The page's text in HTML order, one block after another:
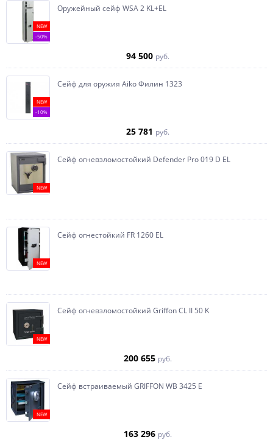
NEW
-50%
Оружейный сейф WSA 2 KL+EL
94 500 руб.
NEW
-10%
Сейф для оружия Aiko Филин 1323
25 781 руб.
NEW
Сейф огневзломостойкий Defender Pro 019 D EL
NEW
Сейф огнестойкий FR 1260 EL
NEW
Сейф огневзломостойкий Griffon CL II 50 K
200 655 руб.
NEW
Сейф встраиваемый GRIFFON WB 3425 E
163 296 руб.